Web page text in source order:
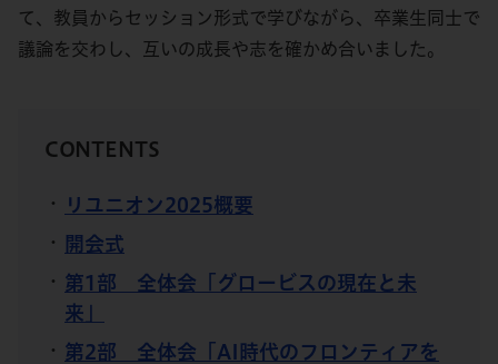
て、教員からセッション形式で学びながら、卒業生同士で
議論を交わし、互いの成長や志を確かめ合いました。
CONTENTS
リユニオン2025概要
開会式
第1部 全体会「グロービスの現在と未
来」
第2部 全体会「AI時代のフロンティアを